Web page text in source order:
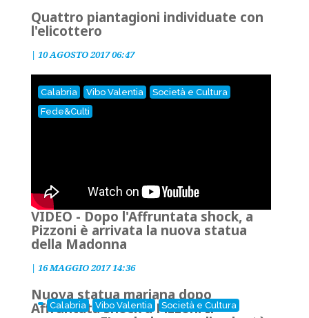
Quattro piantagioni individuate con
l'elicottero
| 10 AGOSTO 2017 06:47
Calabria Vibo Valentia
Società e Cultura
Fede&Culti
VIDEO - Dopo l'Affruntata shock, a
Pizzoni è arrivata la nuova statua
della Madonna
| 16 MAGGIO 2017 14:36
Calabria Vibo Valentia
Società e Cultura
Nuova statua mariana dopo
Affruntata shock a Pizzoni Il